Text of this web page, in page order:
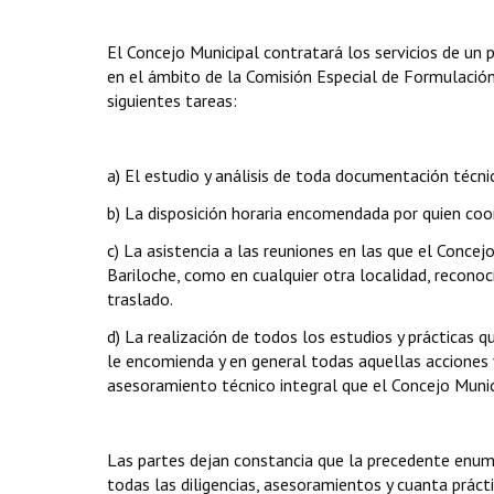
El Concejo Municipal contratará los servicios de
en el ámbito de la Comisión Especial de
siguientes tareas:
a) El estudio y análisis de toda documentación
b) La disposición horaria encomendada por quien
c) La asistencia a las reuniones en las que el
Bariloche, como en cualquier otra localidad,
traslado.
d) La realización de todos los estudios y prácticas
le encomienda y en general todas aquellas
asesoramiento técnico integral que el Concejo
Las partes dejan constancia que la precedente
todas las diligencias, asesoramientos y cuanta